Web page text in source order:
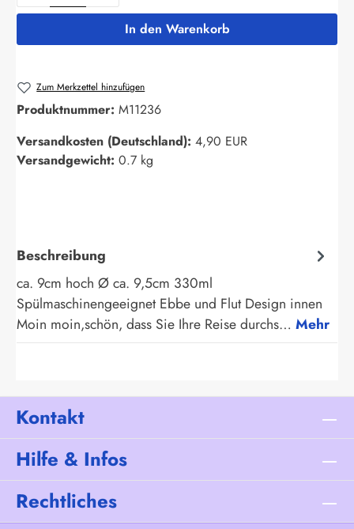
In den Warenkorb
Zum Merkzettel hinzufügen
Produktnummer: M11236
Versandkosten (Deutschland): 4,90 EUR
Versandgewicht: 0.7 kg
Beschreibung
ca. 9cm hoch Ø ca. 9,5cm 330ml
Spülmaschinengeeignet Ebbe und Flut Design innen
Moin moin,schön, dass Sie Ihre Reise durchs… Mehr
Kontakt
Hilfe & Infos
Rechtliches